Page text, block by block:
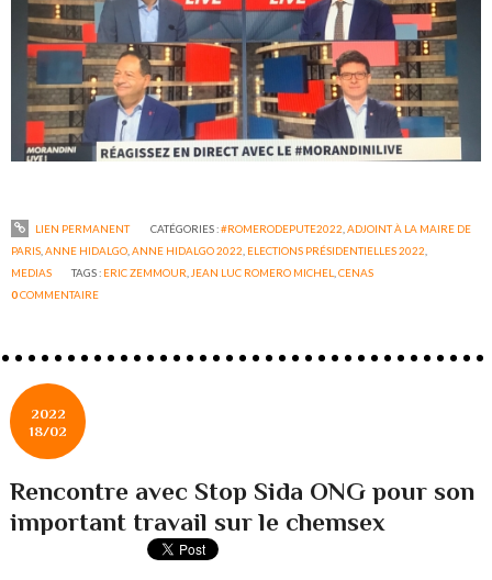
LIEN PERMANENT CATÉGORIES :#ROMERODEPUTE2022 ADJOINT À LA MAIRE DE
PARIS ,ANNE HIDALGO ,ANNE HIDALGO 2022 ELECTIONS PRÉSIDENTIELLES 2022
MEDIAS
TAGS : ERIC ZEMMOUR JEAN LUC ROMERO MICHEL ,CENAS
0COMMENTAIRE
2022
18/02
Rencontre avec Stop Sida ONG pour son
important travail sur le chemsex